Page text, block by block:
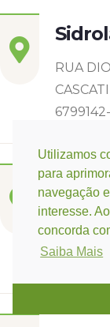
Utilizamos
para
navegação
interesse.
concorda
Saiba Mais
RUA
Três
Rua
Centro
(67) 9